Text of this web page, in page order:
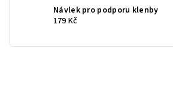
Návlek pro podporu klenby
179 Kč